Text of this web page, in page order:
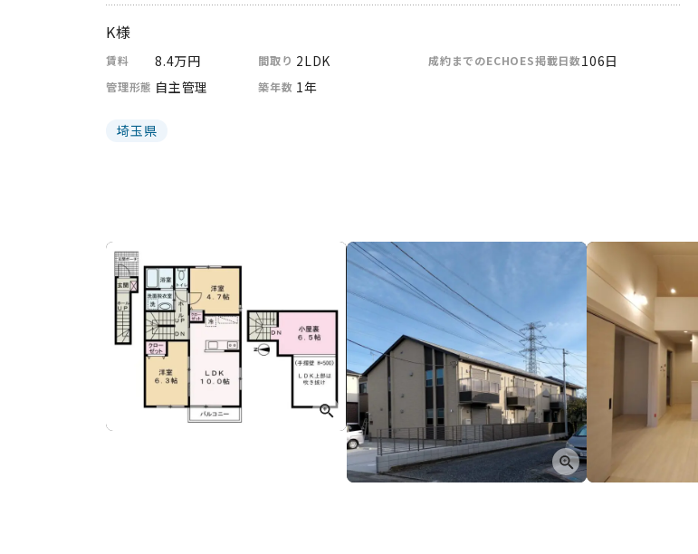
K様
賃料 8.4万円 間取り 2LDK
管理形態 自主管理 築年数 1年
成約までのECHOES掲載日数106日
埼玉県